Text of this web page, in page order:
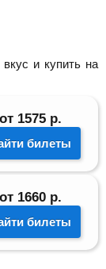
и купить на
от 1575 р.
билеты
от 1660 р.
билеты